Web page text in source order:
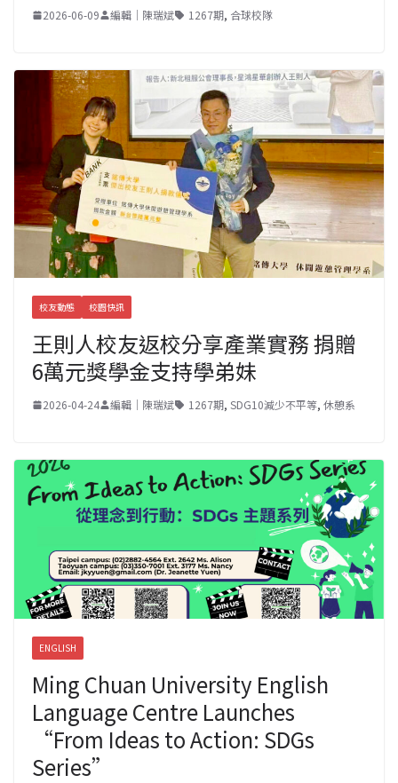
2026-06-09 編輯｜陳瑞斌 1267期, 合球校隊
校友動態 校園快訊
王則人校友返校分享產業實務 捐贈
6萬元獎學金支持學弟妹
2026-04-24 編輯｜陳瑞斌 1267期, SDG10減少不平等, 休憩系
ENGLISH
Ming Chuan University English
Language Centre Launches
“From Ideas to Action: SDGs
Series”